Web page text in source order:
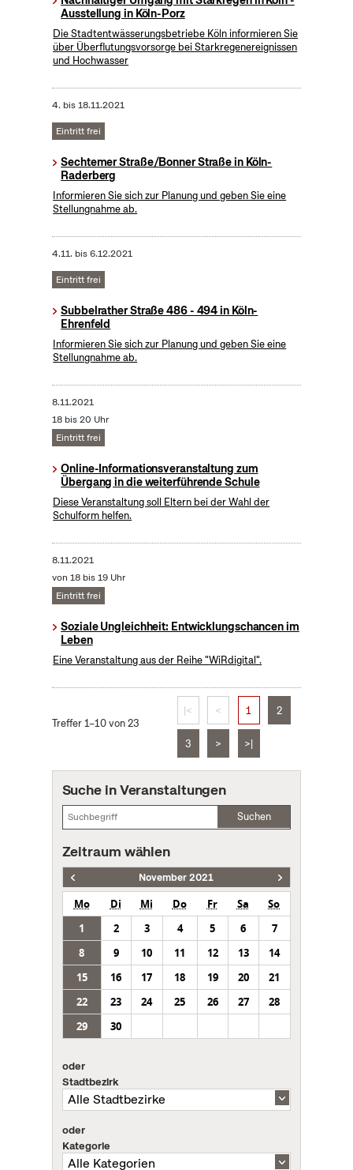
Ausstellung in Köln-Porz
Die Stadtentwässerungsbetriebe Köln informieren Sie
über Überflutungsvorsorge bei Starkregenereignissen
und Hochwasser
4. bis18.11.2021
Eintritt frei
Sechtemer Straße/Bonner Straße in Köln-
Raderberg
Informieren Sie sich zur Planung und geben Sie eine
Stellungnahme ab.
4.11. bis6.12.2021
Eintritt frei
Subbelrather Straße 486 - 494 in Köln-
Ehrenfeld
Informieren Sie sich zur Planung und geben Sie eine
Stellungnahme ab.
8.11.2021
18 bis 20 Uhr
Eintritt frei
Online-Informationsveranstaltung zum
Übergang in die weiterführende Schule
Diese Veranstaltung soll Eltern bei der Wahl der
Schulform helfen.
8.11.2021
von 18 bis 19 Uhr
Eintritt frei
Soziale Ungleichheit: Entwicklungschancen im
Leben
Eine Veranstaltung aus der Reihe "WiRdigital".
Treffer 1–10 von 23
|< < 1 2
3 > >|
Suche in Veranstaltungen
Suchen
Zeitraum wählen
November 2021
Mo Di Mi Do Fr Sa
So
1
2 3 4 5 6
7
8
9 10 11 12 13
14
15
16 17 18 19 20
21
22
23 24 25 26 27
28
29
30
oder
Stadtbezirk
oder
Kategorie